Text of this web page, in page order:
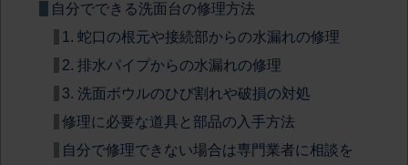
自分でできる洗面台の修理方法
1. 蛇口の根元や接続部からの水漏れの修理
​2. 排水パイプからの水漏れの修理
3. 洗面ボウルのひび割れや破損の対処
修理に必要な道具と部品の入手方法
自分で修理できない場合は専門業者に相談を